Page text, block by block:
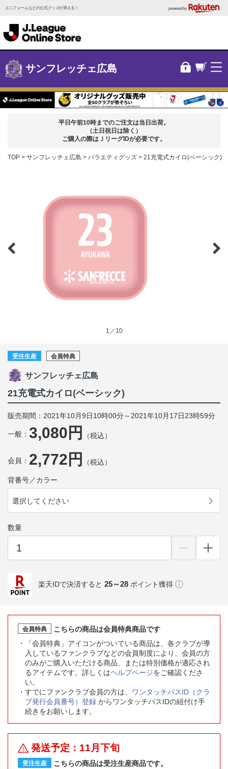
ユニフォームなどの公式グッズが買える！ powered by
サンフレッチェ広島
平日午前10時までのご注文は当日出荷。
（土日祝日は除く）
ご購入の際はＪリーグIDが必要です。
TOP サンフレッチェ広島 バラエティグッズ 21充電式カイロ(ベーシック)
1／10
受注生産 会員特典
サンフレッチェ広島
21充電式カイロ(ベーシック)
販売期間：2021年10月9日10時00分～2021年10月17日23時59分
一般： 3,080円 （税込）
会員： 2,772円 （税込）
背番号／カラー
選択してください
数量
楽天IDで決済すると 25～28 ポイント獲得
会員特典
こちらの商品は会員特典商品です
「会員特典」アイコンがついている商品は、各クラブが導
入しているファンクラブなどの会員制度により、会員の方
のみがご購入いただける商品、または特別価格が適応され
るアイテムです。詳しくはヘルプページをご確認くださ
い。
すでにファンクラブ会員の方は、
ワンタッチパスID（クラ
ブ発行会員番号）登録 からワンタッチパスIDの紐付け手
続きをお願いします。
発送予定：11月下旬
受注生産
こちらの商品は受注生産商品です。